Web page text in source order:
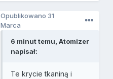
Opublikowano 31
Marca
6 minut temu, Atomizer
napisał:
Te krycie tkaniną i